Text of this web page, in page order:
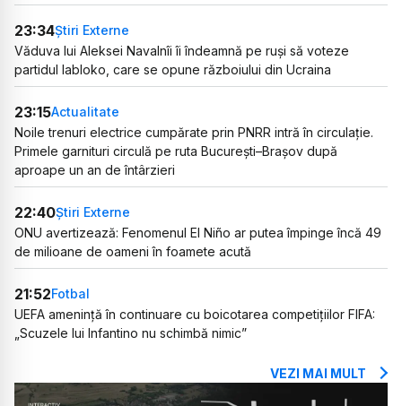
23:34Știri Externe
Văduva lui Aleksei Navalnîi îi îndeamnă pe ruși să voteze
partidul Iabloko, care se opune războiului din Ucraina
23:15Actualitate
Noile trenuri electrice cumpărate prin PNRR intră în circulație.
Primele garnituri circulă pe ruta București–Brașov după
aproape un an de întârzieri
22:40Știri Externe
ONU avertizează: Fenomenul El Niño ar putea împinge încă 49
de milioane de oameni în foamete acută
21:52Fotbal
UEFA amenință în continuare cu boicotarea competițiilor FIFA:
„Scuzele lui Infantino nu schimbă nimic”
VEZI MAI MULT